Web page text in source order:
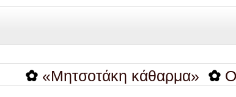
«Μητσοτάκη κάθαρμα» ✿ Οι